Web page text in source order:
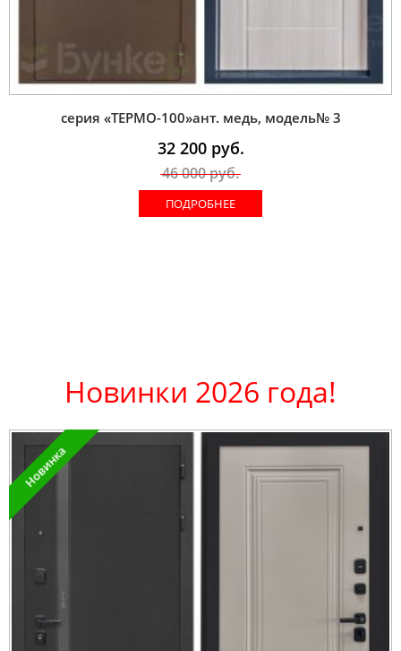
серия «ТЕРМО-100»ант. медь, модель№ 3
32 200руб.
46 000руб.
ПОДРОБНЕЕ
Новинки 2026 года!
Новинка